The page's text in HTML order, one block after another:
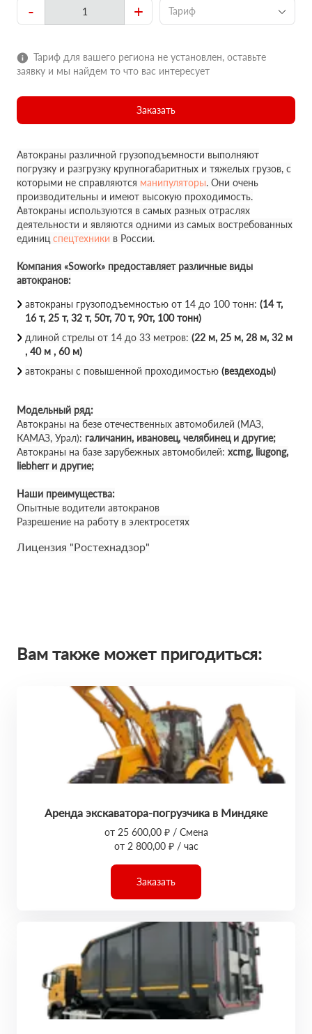
- + Тариф
Тариф для вашего региона не установлен, оставьте
заявку и мы найдем то что вас интересует
Заказать
Автокраны различной грузоподъемности выполняют
погрузку и разгрузку крупногабаритных и тяжелых грузов, с
которыми не справляются манипуляторы. Они очень
производительны и имеют высокую проходимость.
Автокраны используются в самых разных отраслях
деятельности и являются одними из самых востребованных
единиц спецтехники в России.
Компания «Sowork» предоставляет различные виды
автокранов:
автокраны грузоподъемностью от 14 до 100 тонн: (14 т,
16 т, 25 т, 32 т, 50т, 70 т, 90т, 100 тонн)
длиной стрелы от 14 до 33 метров: (22 м, 25 м, 28 м, 32 м
, 40 м , 60 м)
автокраны с повышенной проходимостью (вездеходы)
Модельный ряд:
Автокраны на безе отечественных автомобилей (МАЗ,
КАМАЗ, Урал): галичанин, ивановец, челябинец и другие;
Автокраны на базе зарубежных автомобилей: xcmg, liugong,
liebherr и другие;
Наши преимущества:
Опытные водители автокранов
Разрешение на работу в электросетях
Лицензия "Ростехнадзор"
Вам также может пригодиться:
Аренда экскаватора-погрузчика в Миндяке
от 25 600,00 ₽ / Смена
от 2 800,00 ₽ / час
Заказать